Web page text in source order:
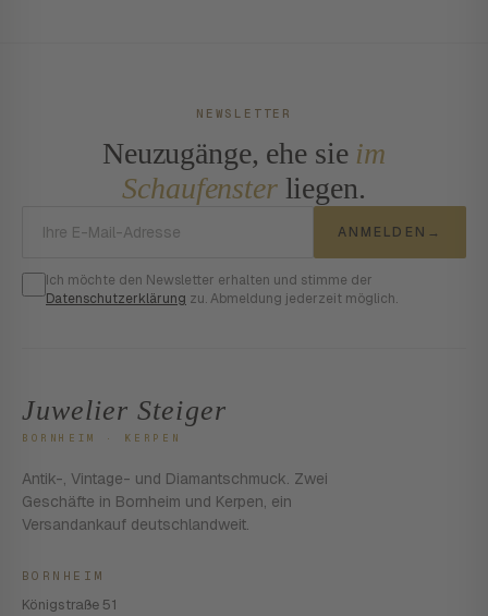
NEWSLETTER
Neuzugänge, ehe sie im
Schaufensterliegen.
ANMELDEN →
Ich möchte den Newsletter erhalten und stimme der
Datenschutzerklärung zu. Abmeldung jederzeit möglich.
Juwelier Steiger
BORNHEIM · KERPEN
Antik-, Vintage- und Diamantschmuck. Zwei
Geschäfte in Bornheim und Kerpen, ein
Versandankauf deutschlandweit.
BORNHEIM
Königstraße 51